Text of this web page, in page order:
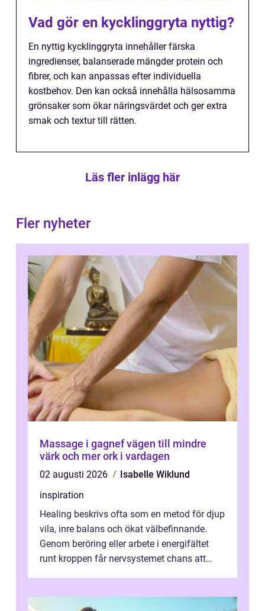
Vad gör en kycklinggryta nyttig?
En nyttig kycklinggryta innehåller färska
ingredienser, balanserade mängder protein och
fibrer, och kan anpassas efter individuella
kostbehov. Den kan också innehålla hälsosamma
grönsaker som ökar näringsvärdet och ger extra
smak och textur till rätten.
Läs fler inlägg här
Fler nyheter
Massage i gagnef vägen till mindre
värk och mer ork i vardagen
02 augusti 2026
Isabelle Wiklund
inspiration
Healing beskrivs ofta som en metod för djup
vila, inre balans och ökat välbefinnande.
Genom beröring eller arbete i energifältet
runt kroppen får nervsystemet chans att